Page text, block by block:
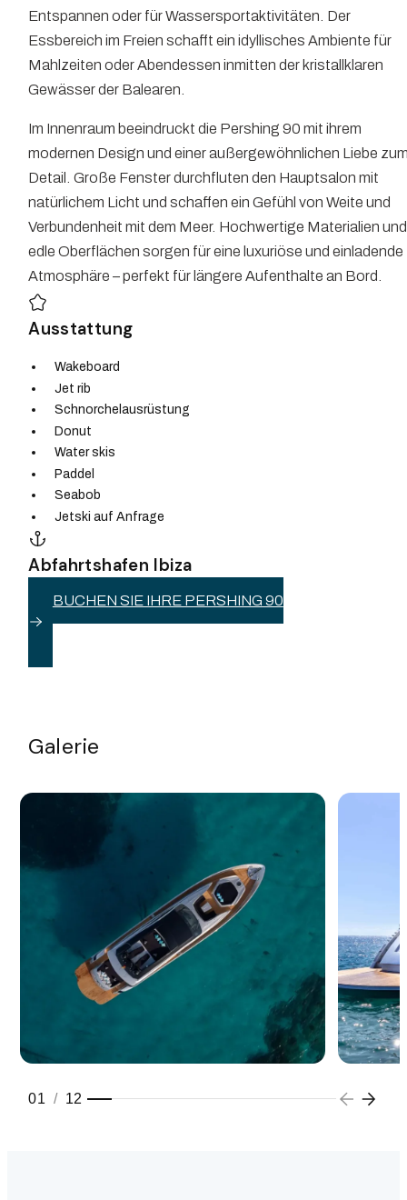
Entspannen oder für Wassersportaktivitäten. Der
Essbereich im Freien schafft ein idyllisches Ambiente für
Mahlzeiten oder Abendessen inmitten der kristallklaren
Gewässer der Balearen.
Im Innenraum beeindruckt die Pershing 90 mit ihrem
modernen Design und einer außergewöhnlichen Liebe
Detail. Große Fenster durchfluten den Hauptsalon mit
natürlichem Licht und schaffen ein Gefühl von Weite und
Verbundenheit mit dem Meer. Hochwertige Materialien und
edle Oberflächen sorgen für eine luxuriöse und einladende
Atmosphäre – perfekt für längere Aufenthalte an Bord.
Ausstattung
Wakeboard
Jet rib
Schnorchelausrüstung
Donut
Water skis
Paddel
Seabob
Jetski auf Anfrage
Abfahrtshafen Ibiza
BUCHEN SIE IHRE PERSHING 90
Galerie
01 / 12